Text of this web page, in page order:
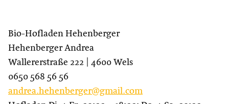
Bio-Hofladen Hehenberger
Hehenberger Andrea
Wallererstraße 222 | 4600 Wels
0650 568 56 56
andrea.hehenberger@gmail.com